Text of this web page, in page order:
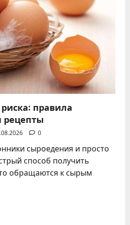
правила
рецепты
0
сыроедения и просто
способ получить
обращаются к сырым